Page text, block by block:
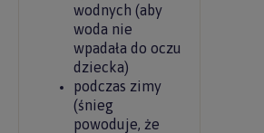
wodnych (aby
woda nie
wpadała do oczu
dziecka)
podczas zimy
(śnieg
powoduje, że